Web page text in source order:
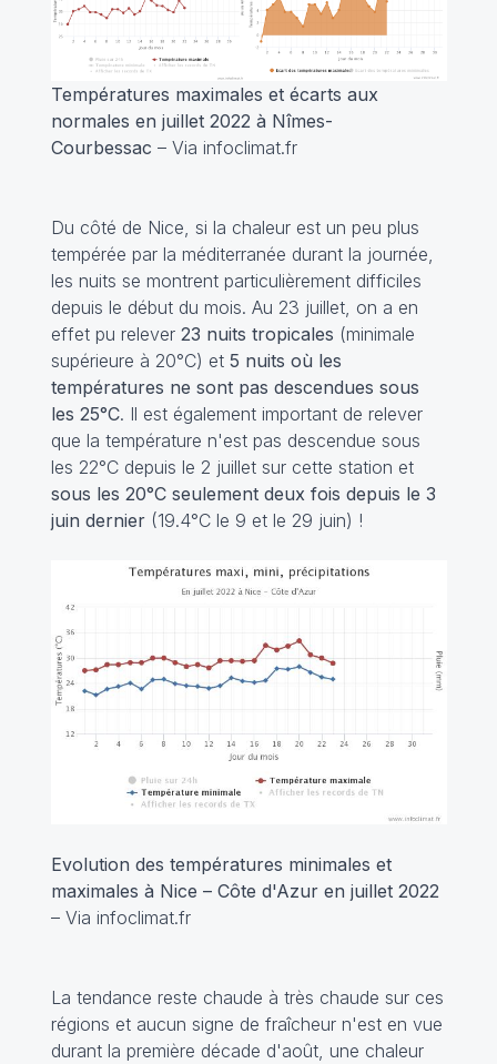
Températures maximales et écarts aux
normales en juillet 2022 à Nîmes-
Courbessac – Via infoclimat.fr
Du côté de Nice, si la chaleur est un peu plus
tempérée par la méditerranée durant la journée,
les nuits se montrent particulièrement difficiles
depuis le début du mois. Au 23 juillet, on a en
effet pu relever23 nuits tropicales (minimale
supérieure à 20°C) et 5 nuits où les
températures ne sont pas descendues sous
les 25°C. Il est également important de relever
que la température n'est pas descendue sous
les 22°C depuis le 2 juillet sur cette station et
sous les 20°C seulement deux fois depuis le 3
juin dernier (19.4°C le 9 et le 29 juin) !
Evolution des températures minimales et
maximales à Nice – Côte d'Azur en juillet 2022
– Via infoclimat.fr
La tendance reste chaude à très chaude sur ces
régions et aucun signe de fraîcheur n'est en vue
durant la première décade d'août, une chaleur